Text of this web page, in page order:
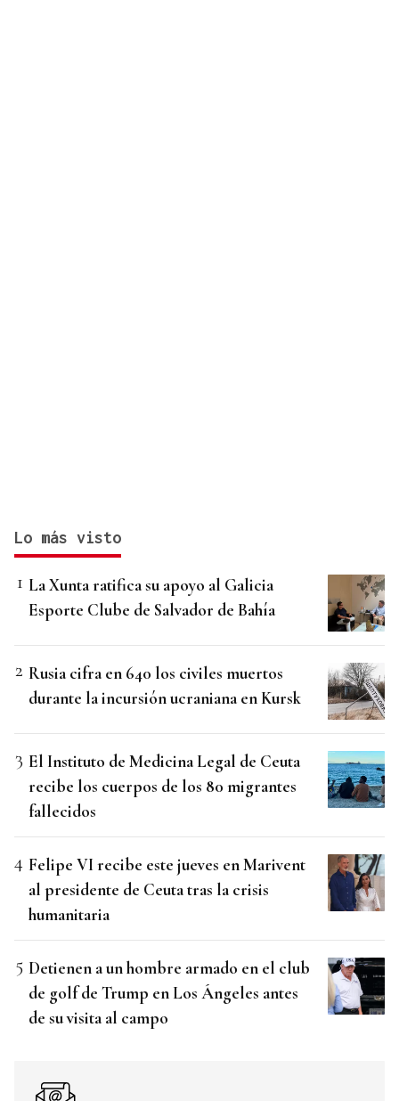
Lo más visto
La Xunta ratifica su apoyo al Galicia
Esporte Clube de Salvador de Bahía
Rusia cifra en 640 los civiles muertos
durante la incursión ucraniana en Kursk
El Instituto de Medicina Legal de Ceuta
recibe los cuerpos de los 80 migrantes
fallecidos
Felipe VI recibe este jueves en Marivent
al presidente de Ceuta tras la crisis
humanitaria
Detienen a un hombre armado en el club
de golf de Trump en Los Ángeles antes
de su visita al campo